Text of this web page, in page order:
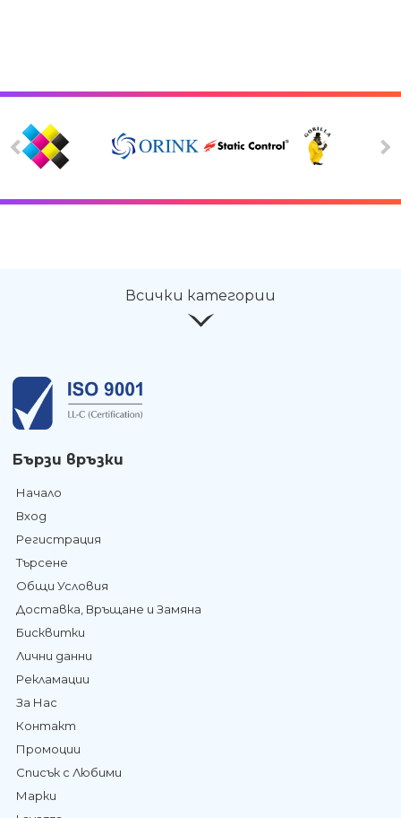
Всички категории
Бързи връзки
Начало
Вход
Регистрация
Търсене
Общи Условия
Доставка, Връщане и Замяна
Бисквитки
Лични данни
Рекламации
За Нас
Контакт
Промоции
Списък с Любими
Марки